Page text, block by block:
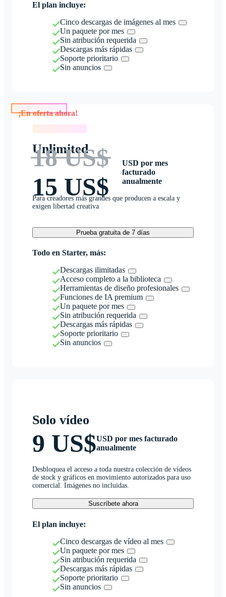
El plan incluye:
Cinco descargas de imágenes al mes
Un paquete por mes
Sin atribución requerida
Descargas más rápidas
Soporte prioritario
Sin anuncios
Unlimited
18 US$
15 US$
USD por mes
facturado
anualmente
Para creadores más grandes que producen a escala y
exigen libertad creativa
Prueba gratuita de 7 días
Todo en Starter, más:
Descargas ilimitadas
Acceso completo a la biblioteca
Herramientas de diseño profesionales
Funciones de IA premium
Un paquete por mes
Sin atribución requerida
Descargas más rápidas
Soporte prioritario
Sin anuncios
Solo vídeo
9 US$USD por mes facturado
anualmente
Desbloquea el acceso a toda nuestra colección de vídeos
de stock y gráficos en movimiento autorizados para uso
comercial. Imágenes no incluidas.
Suscríbete ahora
El plan incluye:
Cinco descargas de vídeo al mes
Un paquete por mes
Sin atribución requerida
Descargas más rápidas
Soporte prioritario
Sin anuncios